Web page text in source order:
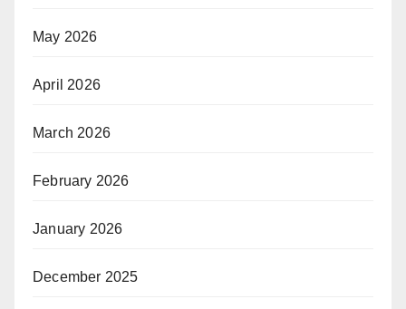
May 2026
April 2026
March 2026
February 2026
January 2026
December 2025